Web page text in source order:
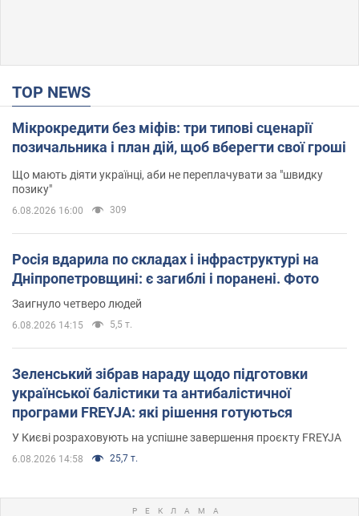
TOP NEWS
Мікрокредити без міфів: три типові сценарії
позичальника і план дій, щоб вберегти свої гроші
Що мають діяти українці, аби не переплачувати за "швидку
позику"
6.08.2026 16:00 309
Росія вдарила по складах і інфраструктурі на
Дніпропетровщині: є загиблі і поранені. Фото
Заигнуло четверо людей
6.08.2026 14:15 5,5 т.
Зеленський зібрав нараду щодо підготовки
української балістики та антибалістичної
програми FREYJA: які рішення готуються
У Києві розраховують на успішне завершення проєкту FREYJA
6.08.2026 14:58 25,7 т.